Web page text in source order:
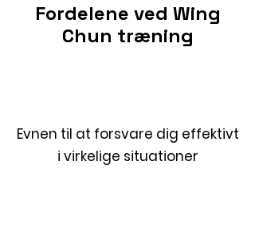
Fordelene ved Wing
Chun træning
Evnen til at forsvare dig effektivt
i virkelige situationer